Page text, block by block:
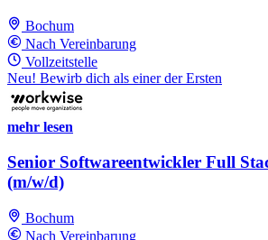
Bochum
Nach Vereinbarung
Vollzeitstelle
Neu! Bewirb dich als einer der Ersten
mehr lesen
Senior Softwareentwickler Full
(m/w/d)
Bochum
Nach Vereinbarung